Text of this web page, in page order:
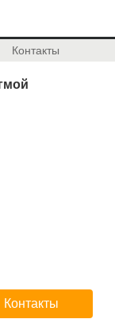
Контакты
Контакты